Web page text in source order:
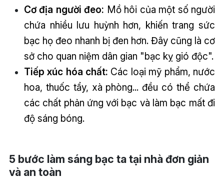
Cơ địa người đeo: Mồ hôi của một số người
chứa nhiều lưu huỳnh hơn, khiến trang sức
bạc họ đeo nhanh bị đen hơn. Đây cũng là cơ
sở cho quan niệm dân gian "bạc kỵ gió độc".
Tiếp xúc hóa chất: Các loại mỹ phẩm, nước
hoa, thuốc tẩy, xà phòng... đều có thể chứa
các chất phản ứng với bạc và làm bạc mất đi
độ sáng bóng.
5 bước làm sáng bạc ta tại nhà đơn giản
và an toàn